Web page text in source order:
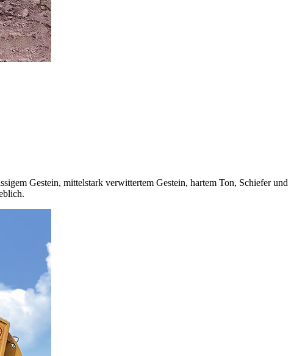
Gestein, mittelstark verwittertem Gestein, hartem Ton, Schiefer und